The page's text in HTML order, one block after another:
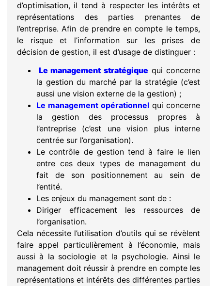
d’optimisation, il tend à respecter les intérêts et
représentations des parties prenantes de
l’entreprise. Afin de prendre en compte le temps,
le risque et l’information sur les prises de
décision de gestion, il est d’usage de distinguer :
Le management stratégiquequi concerne
la gestion du marché par la stratégie (c’est
aussi une vision externe de la gestion) ;
Le management opérationnel qui concerne
la gestion des processus propres à
l’entreprise (c’est une vision plus interne
centrée sur l’organisation).
Le contrôle de gestion tend à faire le lien
entre ces deux types de management du
fait de son positionnement au sein de
l’entité.
Les enjeux du management sont de :
Diriger efficacement les ressources de
l’organisation.
Cela nécessite l’utilisation d’outils qui se révèlent
faire appel particulièrement à l’économie, mais
aussi à la sociologie et la psychologie. Ainsi le
management doit réussir à prendre en compte les
représentations et intérêts des différentes parties